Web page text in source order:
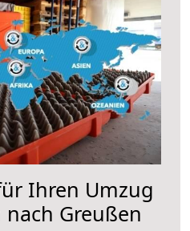
Ihren Umzug
Greußen